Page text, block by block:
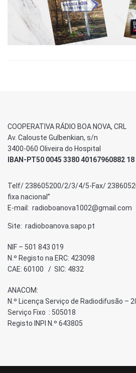
COOPERATIVA RÁDIO BOA NOVA, CRL
Av. Calouste Gulbenkian, s/n
3400-060 Oliveira do Hospital
IBAN-PT50 0045 3380 40167960882 18
Telf/ 238605200/2/3/4/5-Fax/
fixa nacional”
E-mail: radioboanova1002@gmail.com
Site: radioboanova.sapo.pt
NIF – 501 843 019
N.º Registo na ERC: 423098
CAE: 60100 / SIC: 4832
ANACOM:
N.º Licença Serviço de Radiodifusão –
Serviço Fixo : 505018
Registo INPI N.º 643805